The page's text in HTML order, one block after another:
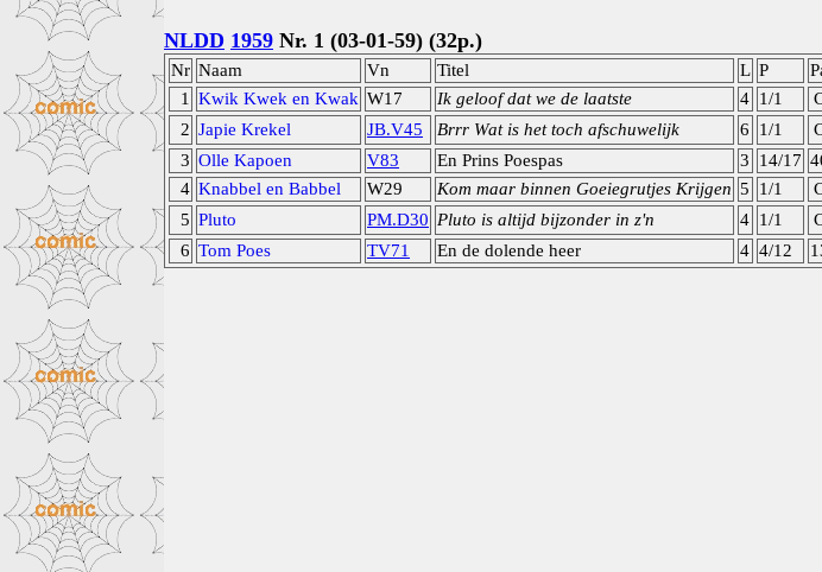
NLDD 1959 Nr. 1 (03-01-59) (32p.)
Nr Naam Vn Titel L P
1
Kwik Kwek en Kwak W17 Ik geloof dat we de laatste 4 1/1
2 Japie Krekel JB.V45 Brrr Wat is het toch afschuwelijk 6 1/1
3 Olle Kapoen V83 En Prins Poespas 3 14/17
4 Knabbel en Babbel W29 Kom maar binnen Goeiegrutjes Krijgen 5 1/1
5 Pluto PM.D30 Pluto is altijd bijzonder in z'n 4 1/1
6 Tom Poes TV71 En de dolende heer 4 4/12